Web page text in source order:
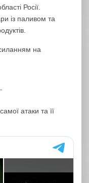
Росії.
із паливом та
на
атаки та її